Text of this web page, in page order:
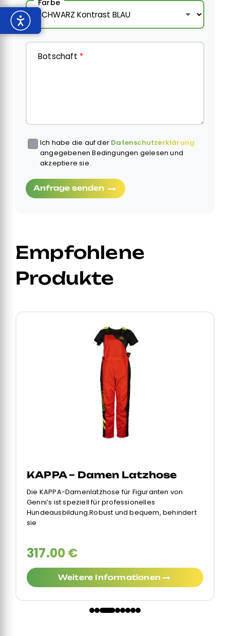
Farbe
Botschaft *
Obbligatorio
Ich habe die auf der Datenschutzerklärung
angegebenen Bedingungen gelesen und
akzeptiere sie.
Anfrage senden
Empfohlene
Produkte
KAPPA – Damen Latzhose
Die KAPPA-Damenlatzhose für Figuranten von
Genni’s ist speziell für professionelles
Hundeausbildung.Robust und bequem, behindert
sie
317.00 €
Weitere Informationen